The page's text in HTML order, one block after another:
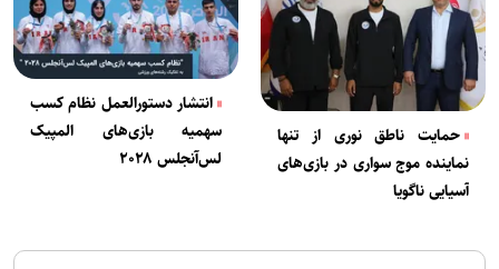
حمایت ناطق نوری از تنها
نماینده موج سواری در بازی‌های
آسیایی ناگویا
انتشار دستورالعمل نظام کسب
سهمیه بازی‌های المپیک
لس‌آنجلس ۲۰۲۸